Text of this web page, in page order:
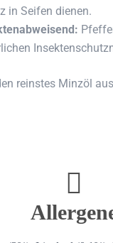
in Seifen dienen.
reinstes Minzöl